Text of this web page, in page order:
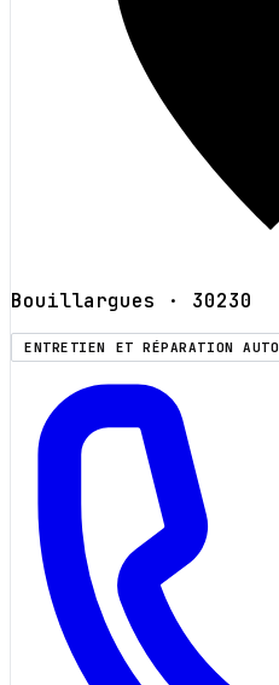
Bouillargues · 30230
ENTRETIEN ET RÉPARATION AUTO